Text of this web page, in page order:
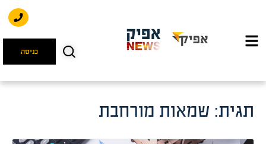
כניסה
תגית: שמאות מורחבת